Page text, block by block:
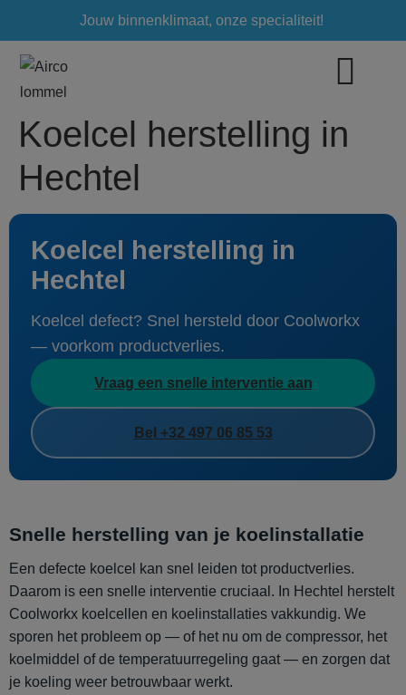
Jouw binnenklimaat, onze specialiteit!
Koelcel herstelling in
Hechtel
Koelcel herstelling in
Hechtel
Koelcel defect? Snel hersteld door Coolworkx
— voorkom productverlies.
Vraag een snelle interventie aan
Bel +32 497 06 85 53
Snelle herstelling van je koelinstallatie
Een defecte koelcel kan snel leiden tot productverlies.
Daarom is een snelle interventie cruciaal. In Hechtel herstelt
Coolworkx koelcellen en koelinstallaties vakkundig. We
sporen het probleem op — of het nu om de compressor, het
koelmiddel of de temperatuurregeling gaat — en zorgen dat
je koeling weer betrouwbaar werkt.